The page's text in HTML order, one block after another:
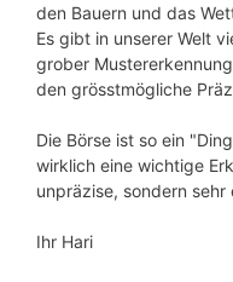
den Bauern und das
Es gibt in unserer Welt
grober
den grösstmögliche
Die Börse ist so ein
wirklich eine wichtige
unpräzise, sondern sehr
Ihr Hari